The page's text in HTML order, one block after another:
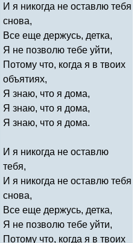
И я никогда не оставлю тебя
снова,
Все еще держусь, детка,
Я не позволю тебе уйти,
Потому что, когда я в твоих
объятиях,
Я знаю, что я дома,
Я знаю, что я дома,
Я знаю, что я дома.
И я никогда не оставлю
тебя,
И я никогда не оставлю тебя
снова,
Все еще держусь, детка,
Я не позволю тебе уйти,
Потому что, когда я в твоих